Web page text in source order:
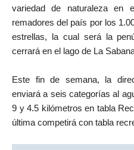
variedad de naturaleza en
remadores del país por los
estrellas, la cual será la
cerrará en el lago de La
Este fin de semana, la
enviará a seis categorías al
9 y 4.5 kilómetros en tabla
última competirá con tabla